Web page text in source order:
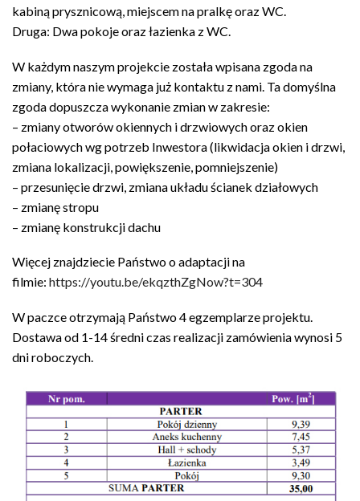
kabiną prysznicową, miejscem na pralkę oraz WC.
Druga: Dwa pokoje oraz łazienka z WC.
W każdym naszym projekcie została wpisana zgoda na
zmiany, która nie wymaga już kontaktu z nami. Ta domyślna
zgoda dopuszcza wykonanie zmian w zakresie:
– zmiany otworów okiennych i drzwiowych oraz okien
połaciowych wg potrzeb Inwestora (likwidacja okien i drzwi,
zmiana lokalizacji, powiększenie, pomniejszenie)
– przesunięcie drzwi, zmiana układu ścianek działowych
– zmianę stropu
– zmianę konstrukcji dachu
Więcej znajdziecie Państwo o adaptacji na
filmie: https://youtu.be/ekqzthZgNow?t=304
W paczce otrzymają Państwo 4 egzemplarze projektu.
Dostawa od 1-14 średni czas realizacji zamówienia wynosi 5
dni roboczych.